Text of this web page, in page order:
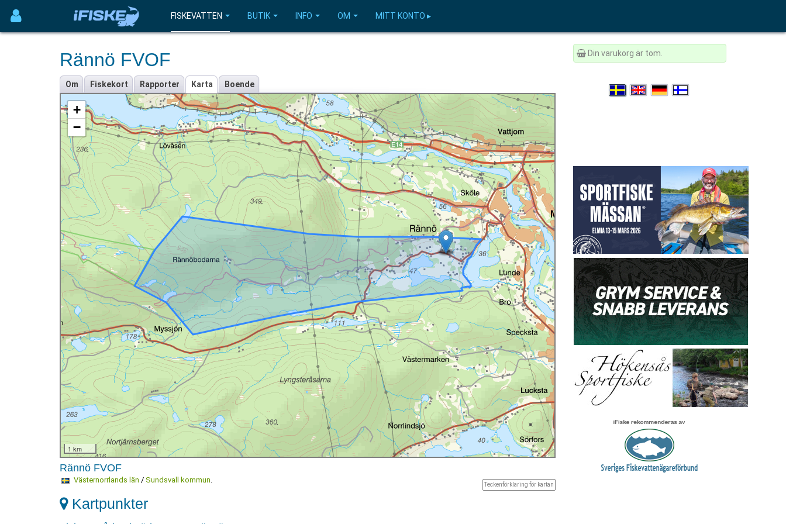
FISKEVATTEN BUTIK INFO OM MITT KONTO ▸
Rännö FVOF
Om Fiskekort Rapporter Karta Boende
+
−
1 km
Rännö FVOF
Teckenförklaring för kartan
Västernorrlands län / Sundsvall kommun.
Kartpunkter
Din varukorg är tom.